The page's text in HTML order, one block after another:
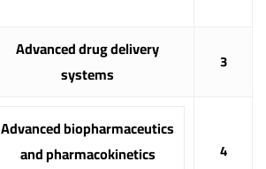
3
Advanced drug delivery
systems
4
Advanced biopharmaceutics
and pharmacokinetics